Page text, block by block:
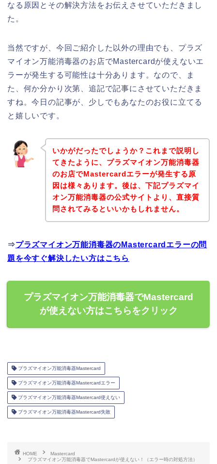
なる原因とその解決方法をお伝えさせていただきまし
た。
当然ですが、今回ご紹介した以外の理由でも、プラズ
マイオン万能消毒器のお店でMastercardが使えないエ
ラーが発生する可能性は十分あります。なので、ま
た、何か分かり次第、追記で記事にさせていただきま
すね。今日の記事が、少しでもあなたのお役に立てる
と嬉しいです。
いかがだったでしょうか？これまで説明し
てきたように、プラズマイオン万能消毒器
のお店でMastercardエラーが発生する原
因は様々あります。後は、下記プラズマイ
オン万能消毒器の公式サイトより、直接質
問されてみるといいかもしれません。
⇒プラズマイオン万能消毒器のMastercardエラーの問
題を今すぐ解決したい方はこちら
プラズマイオン万能消毒器でMastercard
が使えない方はこちらをクリック
プラズマイオン万能消毒器Mastercard
プラズマイオン万能消毒器Mastercardエラー
プラズマイオン万能消毒器Mastercard使えない
プラズマイオン万能消毒器Mastercard失敗
HOME
Mastercard
プラズマイオン万能消毒器でMastercardが使えない！（エラー時の対処方法）